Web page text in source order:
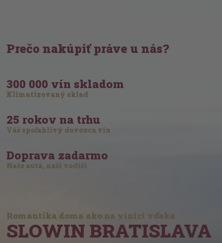
Prečo nakúpiť práve u nás?
300 000 vín skladom
Klimatizovaný sklad
25 rokov na trhu
Váš spoľahlivý dovozca vín
Doprava zadarmo
Naše autá, naši vodiči
Romantika doma ako na vinici vďaka
SLOWIN BRATISLAVA